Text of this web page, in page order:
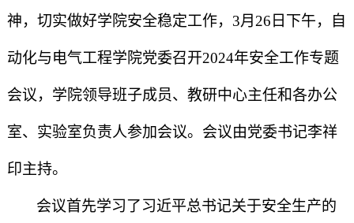
神，切实做好学院安全稳定工作， 3月 26 日下午，自
动化与电气工程学院党委召开2024年安全工作专题
会议，学院领导班子成员、教研中心主任和各办公
室、实验室负责人参加会议。会议由党委书记李祥
印主持。
会议首先学习了习近平总书记关于安全生产的